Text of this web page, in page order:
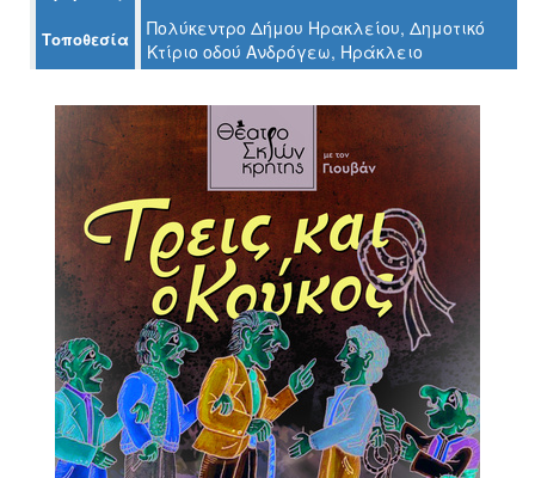
ΔΗΜΟΣ
ΠΟΛΙΤΙΣΜΟΣ
ΑΝΘΕΚΤΙΚΗ
Τοποθεσία
Πολύκεντρο Δήμου Ηρακλείου, Δημοτικό
Κτίριο οδού Ανδρόγεω, Ηράκλειο